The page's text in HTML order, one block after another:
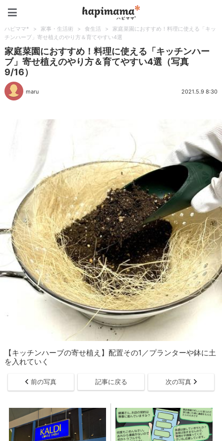
ハピママ* > 家事・生活術 > 食生活 >
家庭菜園におすすめ！料理に使える「キッ
チンハーブ」寄せ植えのやり方＆育てやすい4選
家庭菜園におすすめ！料理に使える「キッチンハー
ブ」寄せ植えのやり方＆育てやすい4選（写真
9/16）
maru 2021.5.9 8:30
【キッチンハーブの寄せ植え】配置その1／プランターや鉢に土
を入れていく
前の写真 記事に戻る 次の写真